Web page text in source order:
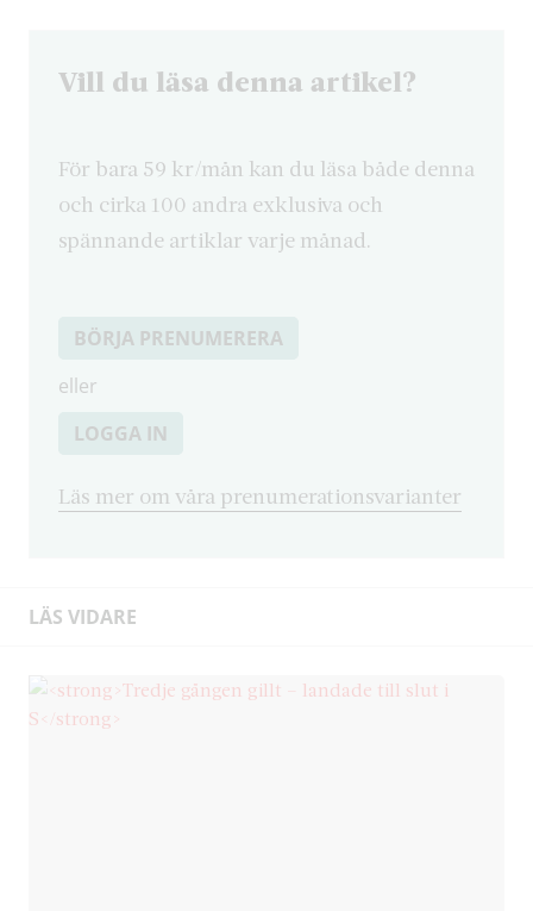
Vill du läsa denna artikel?
För bara 59 kr/mån kan du läsa både denna
och cirka 100 andra exklusiva och
spännande artiklar varje månad.
BÖRJA PRENUMERERA
eller
LOGGA IN
Läs mer om våra prenumerationsvarianter
LÄS VIDARE